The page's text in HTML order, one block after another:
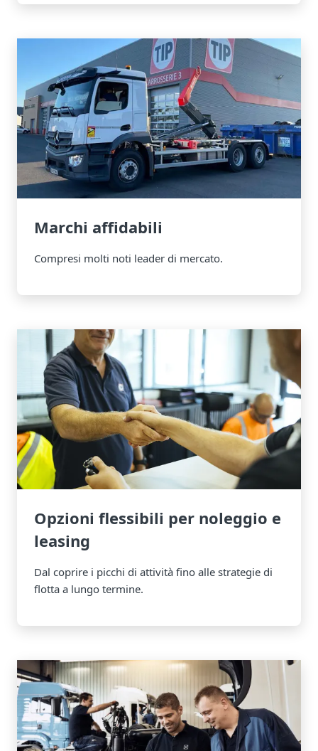
Marchi affidabili
Compresi molti noti leader di mercato.
Opzioni flessibili per noleggio e
leasing
Dal coprire i picchi di attività fino alle strategie di
flotta a lungo termine.